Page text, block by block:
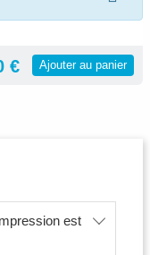
€ Ajouter au panier
est